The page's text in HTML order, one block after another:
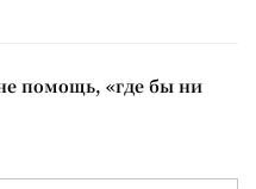
помощь, «где бы ни